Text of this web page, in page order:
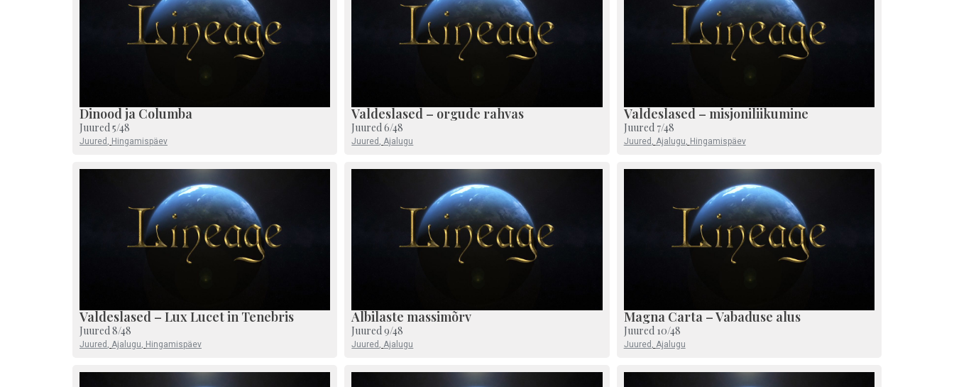
Dinood ja Columba
Juured 5/48
Juured , Hingamispäev
Valdeslased – orgude rahvas
Juured 6/48
Juured ,Ajalugu
Valdeslased – misjoniliikumine
Juured 7/48
Juured , Ajalugu, Hingamispäev
Valdeslased – Lux Lucet in Tenebris
Juured 8/48
Juured , Ajalugu, Hingamispäev
Albilaste massimõrv
Juured 9/48
Juured ,Ajalugu
Magna Carta – Vabaduse alus
Juured 10/48
Juured , Ajalugu